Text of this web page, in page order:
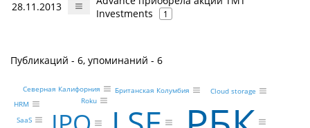
28.11.2013
Investments
1
Публикаций - 6, упоминаний - 6
Roku
Cloud storage
HRM
SaaS
Британская Колумбия
Северная Калифорния